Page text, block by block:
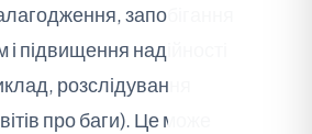
запобігання
підвищення надійності
розслідування
про баги). Це може